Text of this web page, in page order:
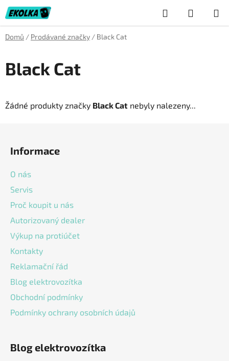
Přejít
na
obsah
Hledat
KOŠÍK
Domů / Prodávané značky / Black Cat
Black Cat
Žádné produkty značky Black Cat nebyly nalezeny...
Informace
O nás
Servis
Proč koupit u nás
Autorizovaný dealer
Výkup na protiúčet
Kontakty
Reklamační řád
Blog elektrovozítka
Obchodní podmínky
Podmínky ochrany osobních údajů
Blog elektrovozítka